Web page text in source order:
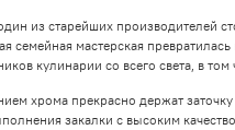
из старейших производителей
семейная мастерская
кулинарии со всего света, в том
хрома прекрасно держат
закалки с высоким